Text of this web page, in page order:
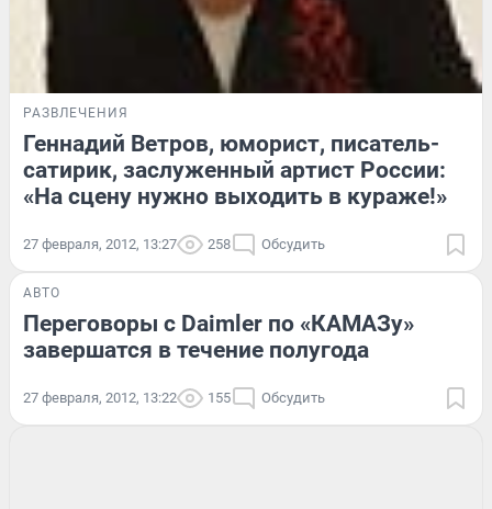
РАЗВЛЕЧЕНИЯ
Геннадий Ветров, юморист, писатель-
сатирик, заслуженный артист России:
«На сцену нужно выходить в кураже!»
27 февраля, 2012, 13:27 258 Обсудить
АВТО
Переговоры с Daimler по «КАМАЗу»
завершатся в течение полугода
27 февраля, 2012, 13:22 155 Обсудить